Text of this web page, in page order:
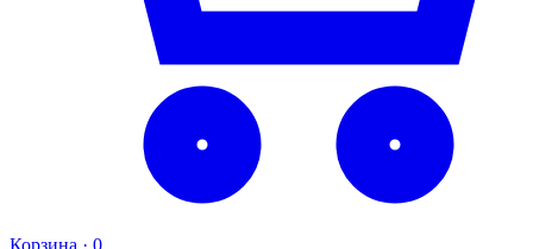
Корзина · 0